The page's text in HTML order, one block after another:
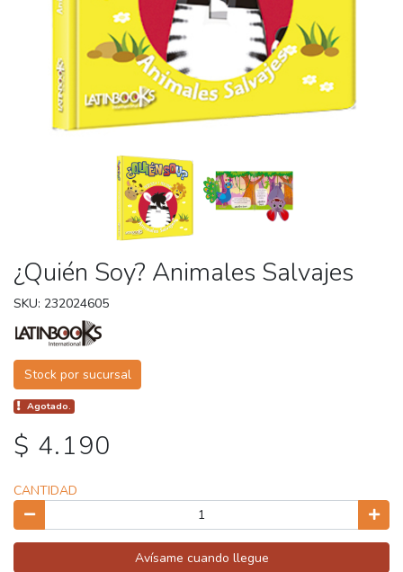
¿Quién Soy? Animales Salvajes
SKU: 232024605
Stock por sucursal
Agotado.
$ 4.190
CANTIDAD
Avísame cuando llegue